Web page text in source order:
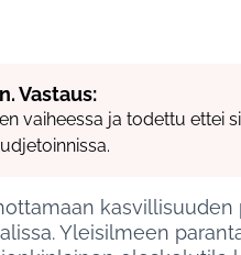
Vastaus:
vaiheessa ja todettu ettei
kasvillisuuden
Yleisilmeen